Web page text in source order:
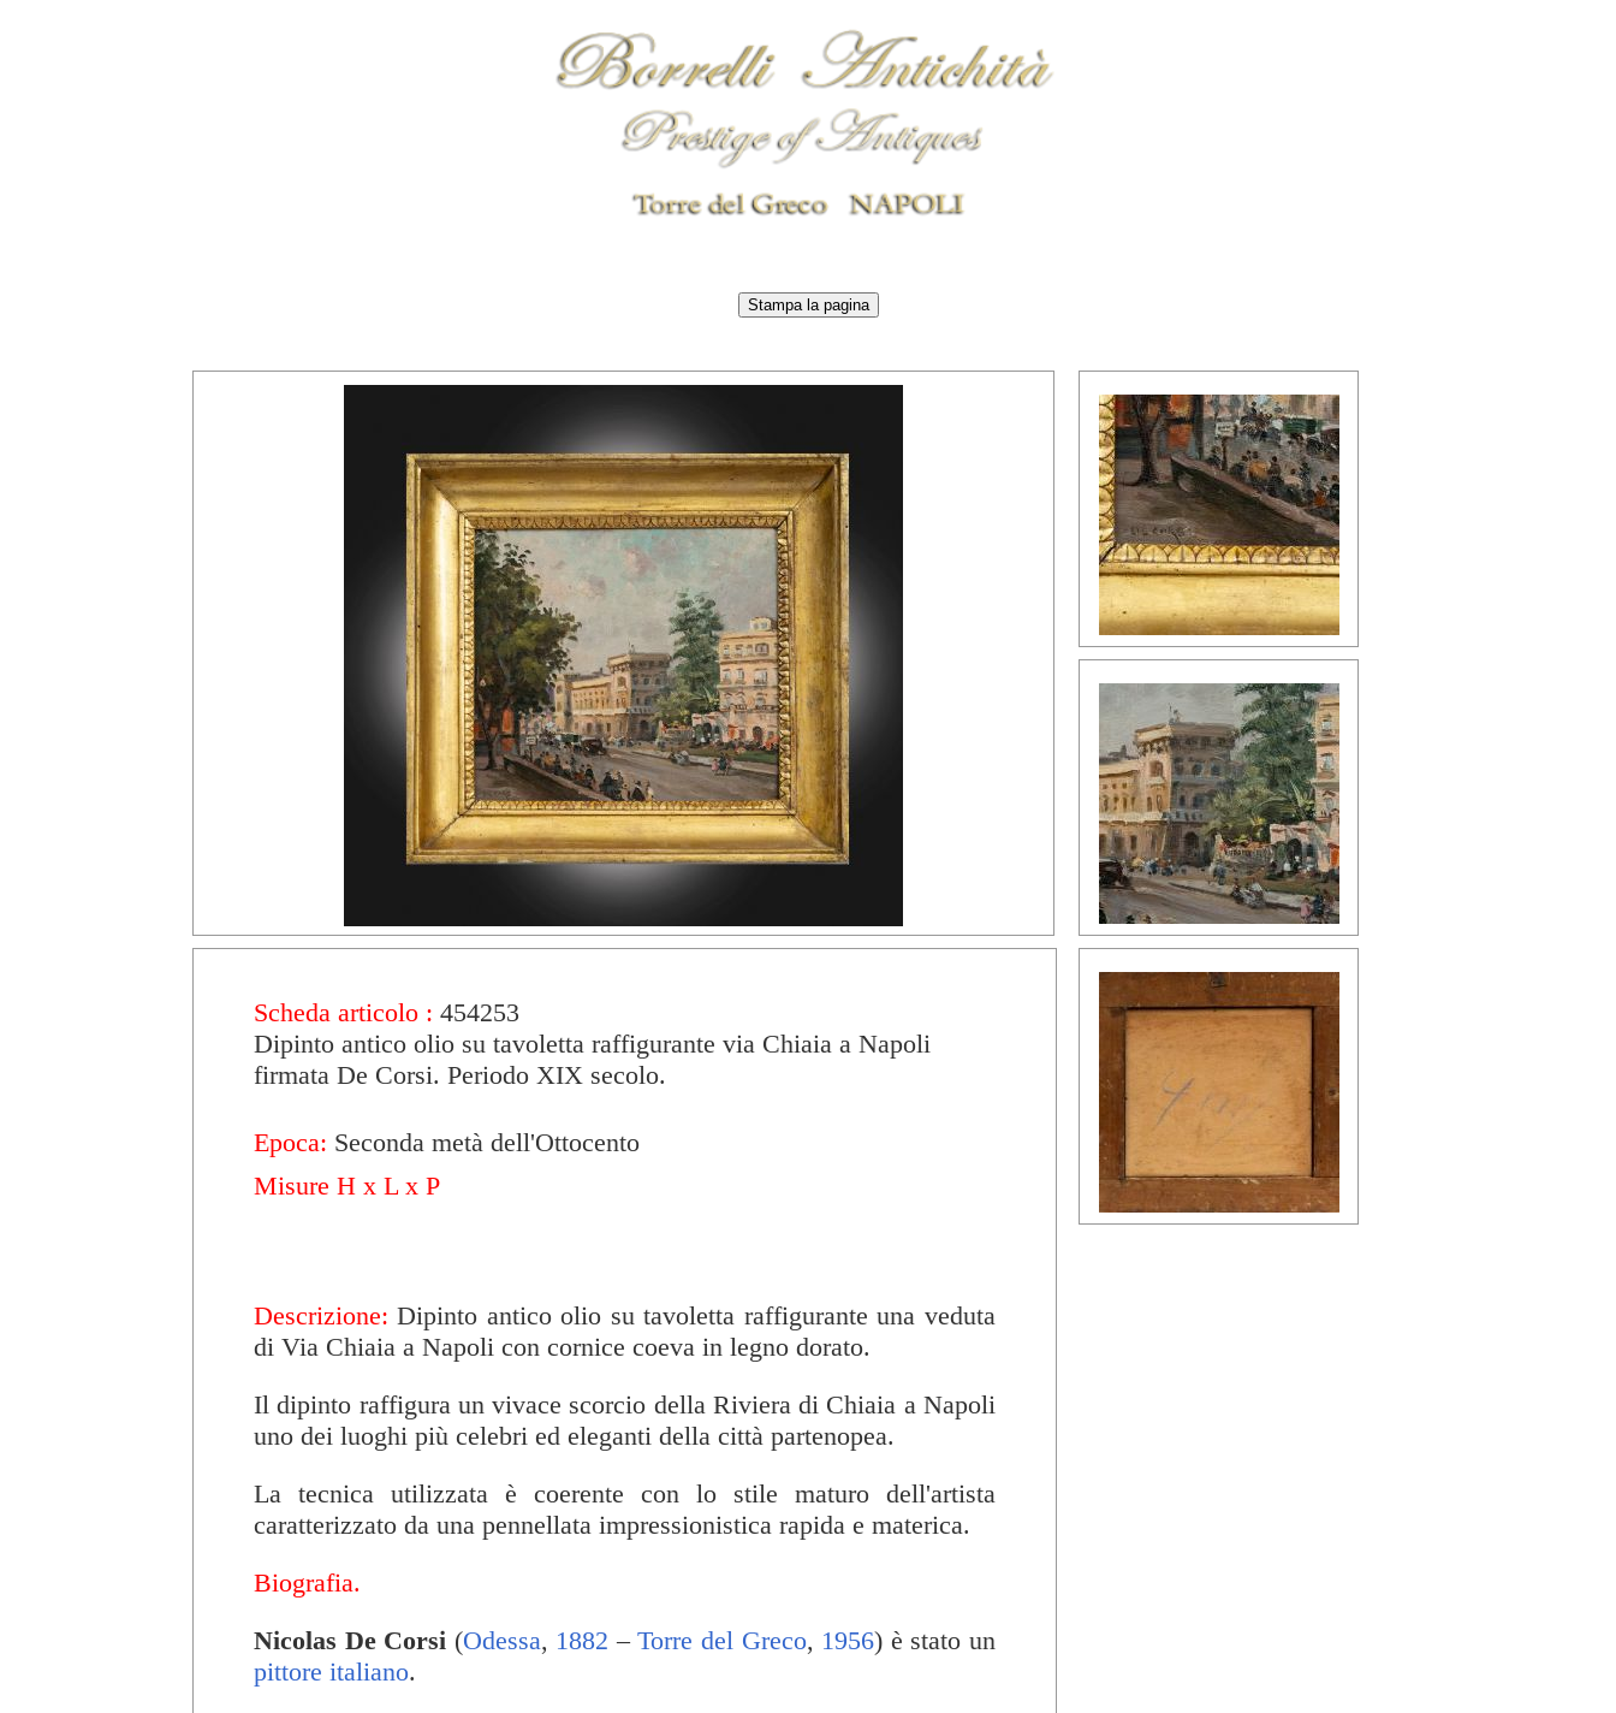
Scheda articolo : 454253
Dipinto antico olio su tavoletta raffigurante via Chiaia a Napoli
firmata De Corsi. Periodo XIX secolo.
Epoca: Seconda metà dell'Ottocento
Misure H x L x P
Descrizione:Dipinto antico olio su tavoletta raffigurante una veduta
di Via Chiaia a Napoli con cornice coeva in legno dorato.
Il dipinto raffigura un vivace scorcio della Riviera di Chiaia a Napoli
uno dei luoghi più celebri ed eleganti della città partenopea.
La tecnica utilizzata è coerente con lo stile maturo dell'artista
caratterizzato da una pennellata impressionistica rapida e materica.
Biografia.
Nicolas De Corsi (Odessa, 1882 –Torre del Greco, 1956) è stato un
pittore italiano.